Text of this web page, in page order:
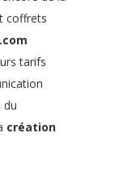
coffrets
tarifs
du
création